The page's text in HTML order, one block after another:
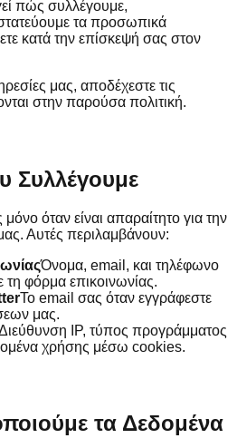
πώς συλλέγουμε,
τα προσωπικά
κατά την επίσκεψή σας στον
μας, αποδέχεστε τις
στην παρούσα πολιτική.
Συλλέγουμε
όταν είναι απαραίτητο για την
Αυτές περιλαμβάνουν:
Όνομα, email, και τηλέφωνο
φόρμα επικοινωνίας.
Το email σας όταν εγγράφεστε
μας.
IP, τύπος προγράμματος
χρήσης μέσω cookies.
τα Δεδομένα